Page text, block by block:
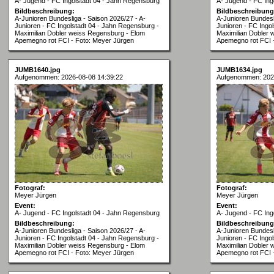
Bildbeschreibung:
A-Junioren Bundesliga - Saison 2026/27 - A-
Junioren - FC Ingolstadt 04 - Jahn Regensburg -
Maximilian Dobler weiss Regensburg - Elom
Apemegno rot FCI - Foto: Meyer Jürgen
A-Junioren
Junioren - FC
Maximilian Dobler
Apemegno rot FCI
JUMB1640.jpg
Aufgenommen: 2026-08-08 14:39:22
Fotograf:
Meyer Jürgen
Event:
A- Jugend - FC Ingolstadt 04 - Jahn Regensburg
Bildbeschreibung:
A-Junioren Bundesliga - Saison 2026/27 - A-
Junioren - FC Ingolstadt 04 - Jahn Regensburg -
Maximilian Dobler weiss Regensburg - Elom
Apemegno rot FCI - Foto: Meyer Jürgen
JUMB1634.jpg
Aufgenommen:
Fotograf:
Meyer Jürgen
Event:
A- Jugend - FC
A-Junioren
Junioren - FC
Maximilian Dobler
Apemegno rot FCI